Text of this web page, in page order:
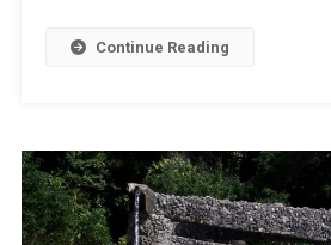
Continue Reading